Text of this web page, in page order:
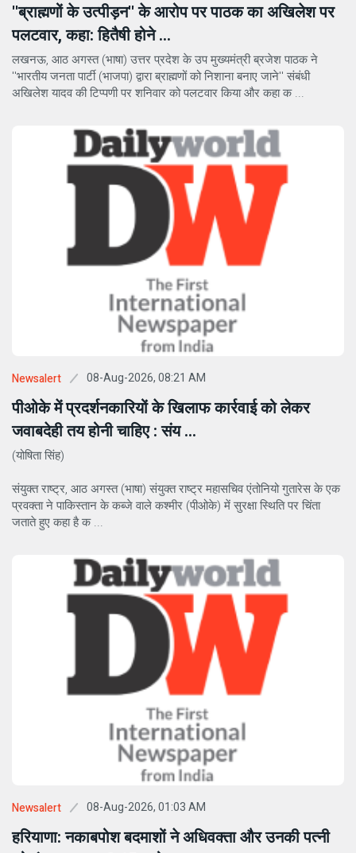
''ब्राह्मणों के उत्पीड़न'' के आरोप पर पाठक का अखिलेश पर
पलटवार, कहा: हितैषी होने ...
लखनऊ, आठ अगस्त (भाषा) उत्तर प्रदेश के उप मुख्यमंत्री ब्रजेश पाठक ने
''भारतीय जनता पार्टी (भाजपा) द्वारा ब्राह्मणों को निशाना बनाए जाने'' संबंधी
अखिलेश यादव की टिप्पणी पर शनिवार को पलटवार किया और कहा क ...
Newsalert 08-Aug-2026, 08:21 AM
पीओके में प्रदर्शनकारियों के खिलाफ कार्रवाई को लेकर
जवाबदेही तय होनी चाहिए : संय ...
(योषिता सिंह)
संयुक्त राष्ट्र, आठ अगस्त (भाषा) संयुक्त राष्ट्र महासचिव एंतोनियो गुतारेस के एक
प्रवक्ता ने पाकिस्तान के कब्जे वाले कश्मीर (पीओके) में सुरक्षा स्थिति पर चिंता
जताते हुए कहा है क ...
Newsalert 08-Aug-2026, 01:03 AM
हरियाणा: नकाबपोश बदमाशों ने अधिवक्ता और उनकी पत्नी